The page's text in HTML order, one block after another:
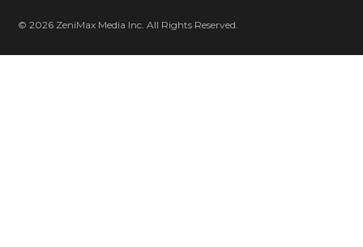
© 2026 ZeniMax Media Inc. All Rights Reserved.